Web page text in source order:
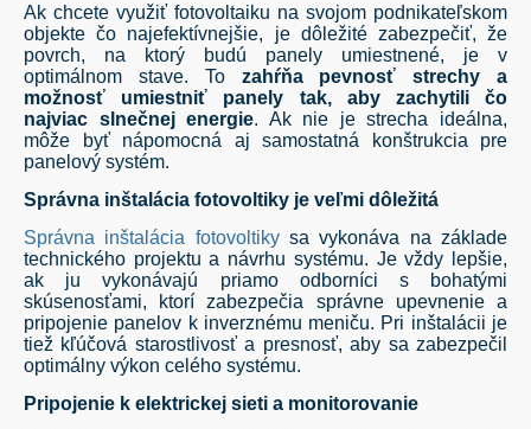
Ak chcete využiť fotovoltaiku na svojom podnikateľskom
objekte čo najefektívnejšie, je dôležité zabezpečiť, že
povrch, na ktorý budú panely umiestnené, je v
optimálnom stave. To zahŕňa pevnosť strechy a
možnosť umiestniť panely tak, aby zachytili čo
najviac slnečnej energie. Ak nie je strecha ideálna,
môže byť nápomocná aj samostatná konštrukcia pre
panelový systém.
Správna inštalácia fotovoltiky je veľmi dôležitá
Správna inštalácia fotovoltikysa vykonáva na základe
technického projektu a návrhu systému. Je vždy lepšie,
ak ju vykonávajú priamo odborníci s bohatými
skúsenosťami, ktorí zabezpečia správne upevnenie a
pripojenie panelov k inverznému meniču. Pri inštalácii je
tiež kľúčová starostlivosť a presnosť, aby sa zabezpečil
optimálny výkon celého systému.
Pripojenie k elektrickej sieti a monitorovanie